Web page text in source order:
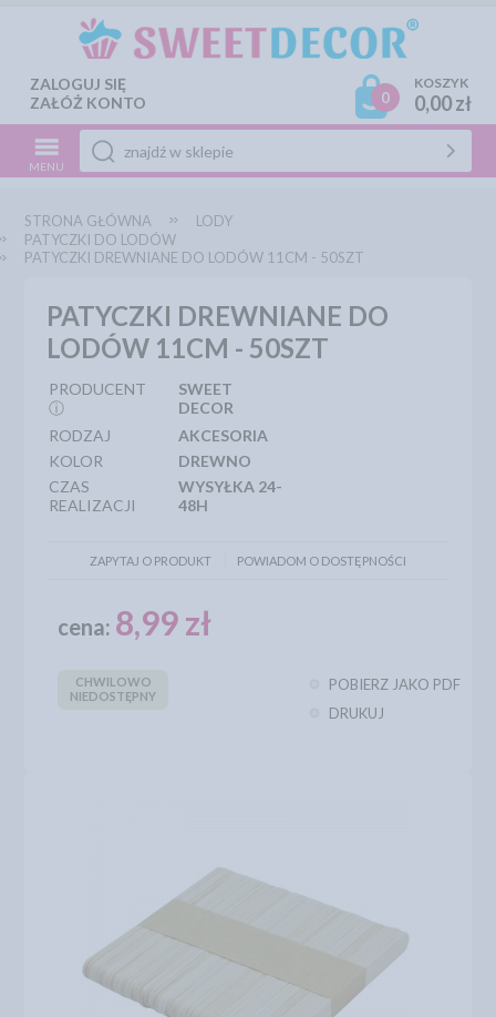
ZALOGUJ SIĘ
ZAŁÓŻ KONTO
0
KOSZYK
0,00 zł
MENU
STRONA GŁÓWNA
LODY
PATYCZKI DO LODÓW
PATYCZKI DREWNIANE DO LODÓW 11CM - 50SZT
PATYCZKI DREWNIANE DO
LODÓW 11CM - 50SZT
PRODUCENT
ⓘ
SWEET
DECOR
RODZAJ
AKCESORIA
KOLOR
DREWNO
CZAS
REALIZACJI
WYSYŁKA 24-
48H
ZAPYTAJ O PRODUKT POWIADOM O DOSTĘPNOŚCI
cena: 8,99 zł
CHWILOWO
NIEDOSTĘPNY
POBIERZ JAKO PDF
DRUKUJ